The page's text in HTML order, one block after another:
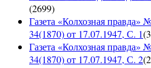
(2699)
Газета «Колхозная правда»
34(1870) от 17.07.1947, С. 1(
Газета «Колхозная правда»
34(1870) от 17.07.1947, С. 2(